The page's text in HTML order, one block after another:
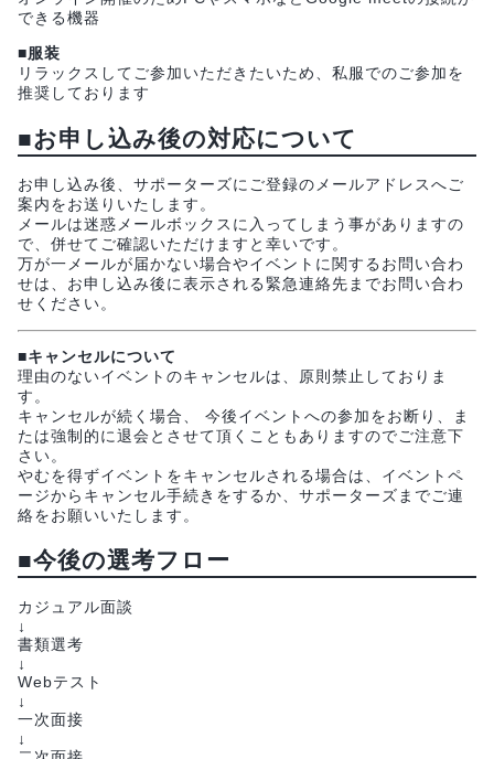
できる機器
■服装
リラックスしてご参加いただきたいため、私服でのご参加を
推奨しております
■お申し込み後の対応について
お申し込み後、サポーターズにご登録のメールアドレスへご
案内をお送りいたします。
メールは迷惑メールボックスに入ってしまう事がありますの
で、併せてご確認いただけますと幸いです。
万が一メールが届かない場合やイベントに関するお問い合わ
せは、お申し込み後に表示される緊急連絡先までお問い合わ
せください。
■キャンセルについて
理由のないイベントのキャンセルは、原則禁止しておりま
す。
キャンセルが続く場合、 今後イベントへの参加をお断り、ま
たは強制的に退会とさせて頂くこともありますのでご注意下
さい。
やむを得ずイベントをキャンセルされる場合は、イベントペ
ージからキャンセル手続きをするか、サポーターズまでご連
絡をお願いいたします。
■今後の選考フロー
カジュアル面談
↓
書類選考
↓
Webテスト
↓
一次面接
↓